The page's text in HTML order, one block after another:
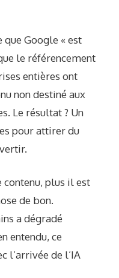
que Google « est
le référencement
entières ont
non destiné aux
Le résultat ? Un
pour attirer du
contenu, plus il est
de bon.
a dégradé
entendu, ce
l’arrivée de l’IA